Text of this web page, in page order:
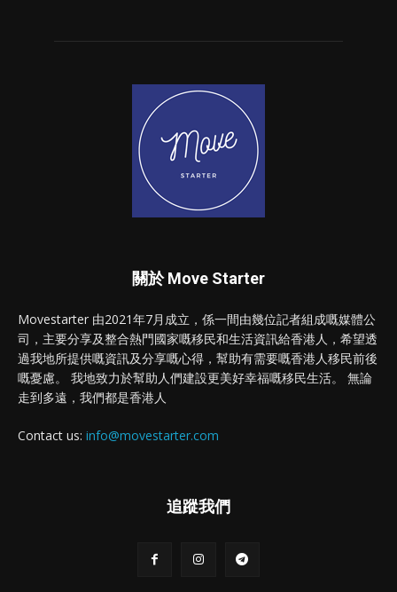
關於 Move Starter
Movestarter 由2021年7月成立，係一間由幾位記者組成嘅媒體公
司，主要分享及整合熱門國家嘅移民和生活資訊給香港人，希望透
過我地所提供嘅資訊及分享嘅心得，幫助有需要嘅香港人移民前後
嘅憂慮。 我地致力於幫助人們建設更美好幸福嘅移民生活。 無論
走到多遠，我們都是香港人
Contact us: info@movestarter.com
追蹤我們